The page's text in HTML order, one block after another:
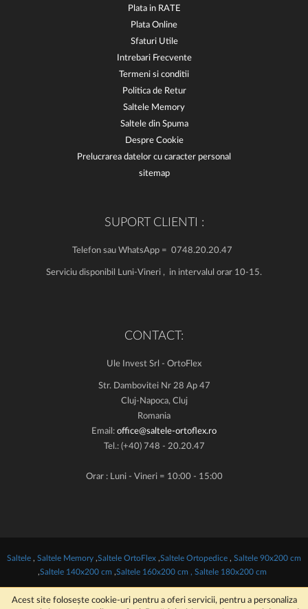
Plata in RATE
Plata Online
Sfaturi Utile
Intrebari Frecvente
Termeni si conditii
Politica de Retur
Saltele Memory
Saltele din Spuma
Despre Cookie
Prelucrarea datelor cu caracter personal
sitemap
SUPORT CLIENTI :
Telefon sau WhatsApp = 0748.20.20.47
Serviciu disponibil Luni-Vineri , in intervalul orar 10-15.
CONTACT:
Ule Invest Srl - OrtoFlex
Str. Dambovitei Nr 28 Ap 47
Cluj-Napoca, Cluj
Romania
Email: office@saltele-ortoflex.ro
Tel.: (+40) 748 - 20.20.47
Orar : Luni - Vineri = 10:00 - 15:00
Saltele , Saltele Memory ,Saltele OrtoFlex ,Saltele Ortopedice , Saltele 90x200 cm
,Saltele 140x200 cm ,Saltele 160x200 cm , Saltele 180x200 cm
Toate drepturile rezervate.
Acest site folosește cookie-uri pentru a oferi servicii, pentru a personaliza